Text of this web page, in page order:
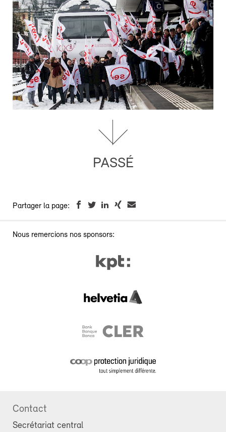
PASSÉ
Partager la page:
Nous remercions nos sponsors:
Contact
Secrétariat central